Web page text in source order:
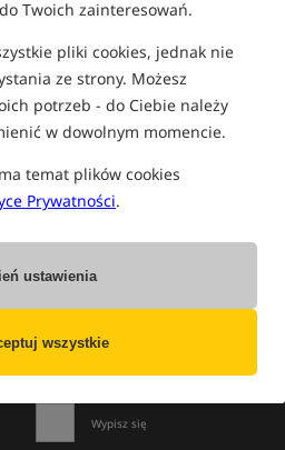
Twoich zainteresowań.
pliki cookies, jednak nie
ze strony. Możesz
potrzeb - do Ciebie należy
w dowolnym momencie.
temat plików cookies
Prywatności.
ustawienia
wszystkie
FISHBORN
»PROMOCJE
na bieżącoz najlepszymi okazjami!
Wypisz się